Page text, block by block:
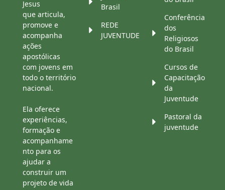
Jesus
que articula,
promove e
acompanha
ações
apostólicas
com jovens em
todo o território
nacional.
Ela oferece
experiências,
formação e
acompanhame
nto para os
ajudar a
construir um
projeto de vida
Brasil
REDE
JUVENTUDE
Conferência
dos
Religiosos
do Brasil
Cursos de
Capacitação
da
Juventude
Pastoral da
juventude